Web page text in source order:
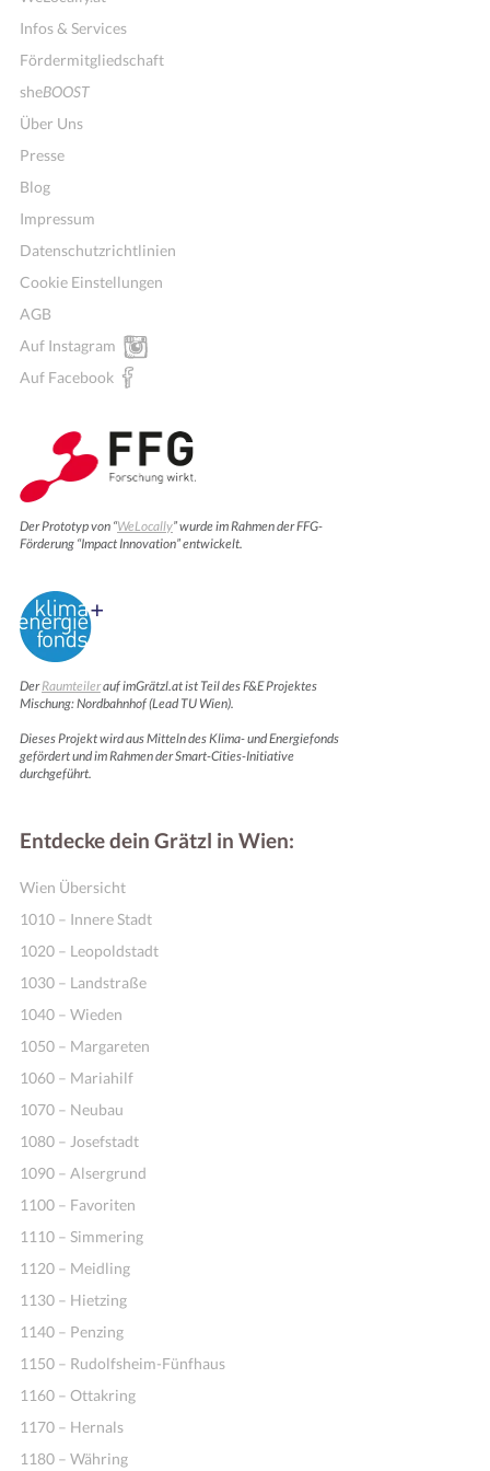
Infos & Services
Fördermitgliedschaft
sheBOOST
Über Uns
Presse
Blog
Impressum
Datenschutzrichtlinien
Cookie Einstellungen
AGB
Auf Instagram
Auf Facebook
Der Prototyp von “WeLocally” wurde im Rahmen der FFG-
Förderung “Impact Innovation” entwickelt.
DerRaumteilerauf imGrätzl.at ist Teil des F&E Projektes
Mischung: Nordbahnhof (Lead TU Wien).
Dieses Projekt wird aus Mitteln des Klima- und Energiefonds
gefördert und im Rahmen der Smart-Cities-Initiative
durchgeführt.
Entdecke dein Grätzl in Wien:
Wien Übersicht
1010 – Innere Stadt
1020 – Leopoldstadt
1030 – Landstraße
1040 – Wieden
1050 – Margareten
1060 – Mariahilf
1070 – Neubau
1080 – Josefstadt
1090 – Alsergrund
1100 – Favoriten
1110 – Simmering
1120 – Meidling
1130 – Hietzing
1140 – Penzing
1150 – Rudolfsheim-Fünfhaus
1160 – Ottakring
1170 – Hernals
1180 – Währing